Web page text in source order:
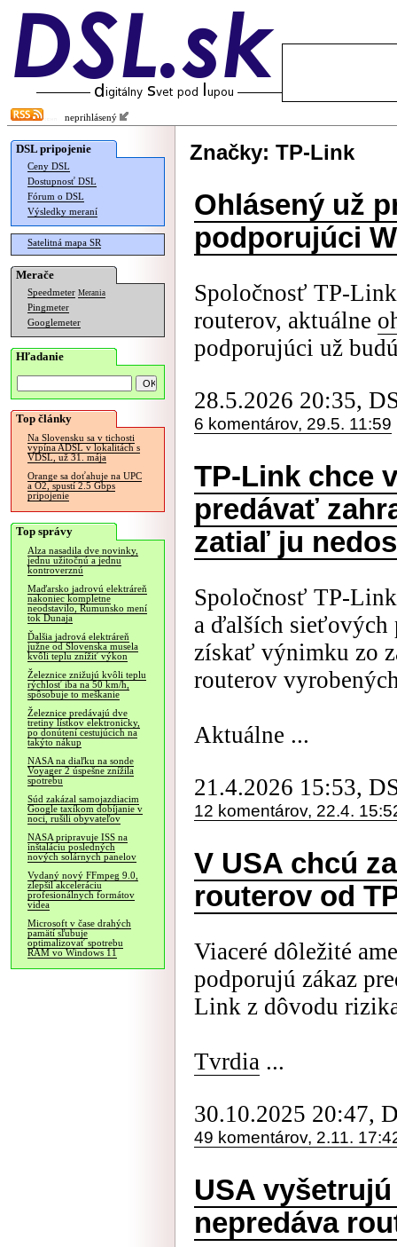
neprihlásený
DSL pripojenie
Ceny DSL
Dostupnosť DSL
Fórum o DSL
Výsledky meraní
Satelitná mapa SR
Merače
Speedmeter Merania
Pingmeter
Googlemeter
Hľadanie
Top články
Na Slovensku sa v tichosti
vypína ADSL v lokalitách s
VDSL, už 31. mája
Orange sa doťahuje na UPC
a O2, spustí 2.5 Gbps
pripojenie
Top správy
Alza nasadila dve novinky,
jednu užitočnú a jednu
kontroverznú
Maďarsko jadrovú elektráreň
nakoniec kompletne
neodstavilo, Rumunsko mení
tok Dunaja
Ďalšia jadrová elektráreň
južne od Slovenska musela
kvôli teplu znížiť výkon
Železnice znižujú kvôli teplu
rýchlosť iba na 50 km/h,
spôsobuje to meškanie
Železnice predávajú dve
tretiny lístkov elektronicky,
po donútení cestujúcich na
takýto nákup
NASA na diaľku na sonde
Voyager 2 úspešne znížila
spotrebu
Súd zakázal samojazdiacim
Google taxíkom dobíjanie v
noci, rušili obyvateľov
NASA pripravuje ISS na
inštaláciu posledných
nových solárnych panelov
Vydaný nový FFmpeg 9.0,
zlepšil akceleráciu
profesionálnych formátov
videa
Microsoft v čase drahých
pamätí sľubuje
optimalizovať spotrebu
RAM vo Windows 11
Značky: TP-Link
Ohlásený už
podporujúci
Spoločnosť TP-
routerov, aktuálne
podporujúci už
28.5.2026 20:35,
6 komentárov, 29.5. 11:59
TP-Link chce
predávať
zatiaľ ju
Spoločnosť TP-
a ďalších sieťových
získať výnimku zo
routerov
Aktuálne ...
21.4.2026 15:53,
12 komentárov, 22.4.
V USA chcú
routerov od
Viaceré dôležité
podporujú zákaz
Link z dôvodu
Tvrdia ...
30.10.2025 20:47,
49 komentárov, 2.11.
USA
nepredáva